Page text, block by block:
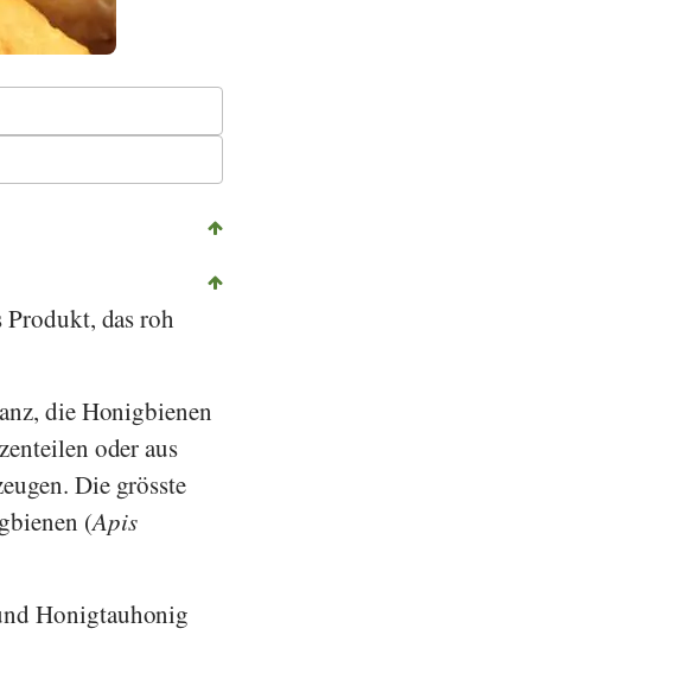
das roh
die Honigbienen
oder aus
Die grösste
(Apis
Honigtauhonig